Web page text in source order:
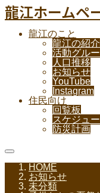
龍江ホームペ
龍江のこと
龍江の紹介
活動グル
人口推移
お知らせ
YouTube
Instagram
住民向け
回覧板
スケジュ
防災計画
HOME
お知らせ
未分類